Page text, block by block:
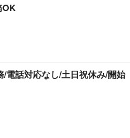
OK
電話対応なし/土日祝休み/開始